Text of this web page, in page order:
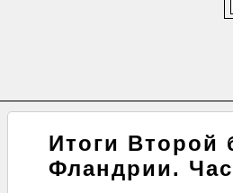
Итоги Второй
Фландрии.